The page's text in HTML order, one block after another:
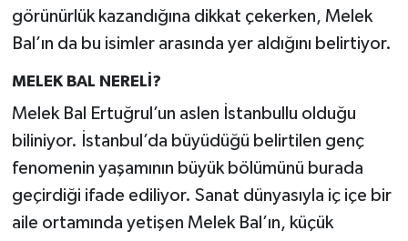
görünürlük kazandığına dikkat çekerken, Melek
Bal’ın da bu isimler arasında yer aldığını belirtiyor.
MELEK BAL NERELİ?
Melek Bal Ertuğrul’un aslen İstanbullu olduğu
biliniyor. İstanbul’da büyüdüğü belirtilen genç
fenomenin yaşamının büyük bölümünü burada
geçirdiği ifade ediliyor. Sanat dünyasıyla iç içe bir
aile ortamında yetişen Melek Bal’ın, küçük